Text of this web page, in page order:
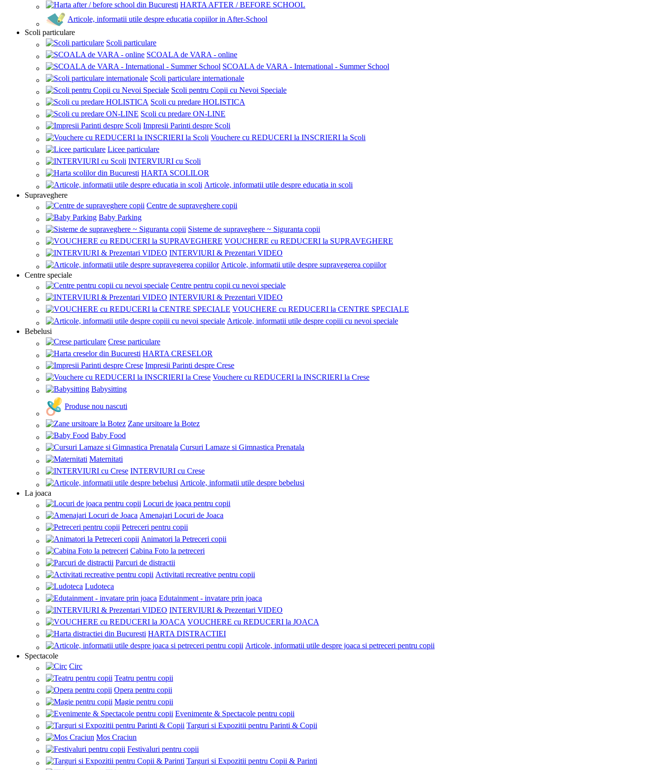
HARTA AFTER / BEFORE SCHOOL
Articole, informatii utile despre educatia copiilor in After-School
Scoli particulare
Scoli particulare
SCOALA de VARA - online
SCOALA de VARA - International - Summer School
Scoli particulare internationale
Scoli pentru Copii cu Nevoi Speciale
Scoli cu predare HOLISTICA
Scoli cu predare ON-LINE
Impresii Parinti despre Scoli
Vouchere cu REDUCERI la INSCRIERI la Scoli
Licee particulare
INTERVIURI cu Scoli
HARTA SCOLILOR
Articole, informatii utile despre educatia in scoli
Supraveghere
Centre de supraveghere copii
Baby Parking
Sisteme de supraveghere ~ Siguranta copii
VOUCHERE cu REDUCERI la SUPRAVEGHERE
INTERVIURI & Prezentari VIDEO
Articole, informatii utile despre supravegerea copiilor
Centre speciale
Centre pentru copii cu nevoi speciale
INTERVIURI & Prezentari VIDEO
VOUCHERE cu REDUCERI la CENTRE SPECIALE
Articole, informatii utile despre copiii cu nevoi speciale
Bebelusi
Crese particulare
HARTA CRESELOR
Impresii Parinti despre Crese
Vouchere cu REDUCERI la INSCRIERI la Crese
Babysitting
Produse nou nascuti
Zane ursitoare la Botez
Baby Food
Cursuri Lamaze si Gimnastica Prenatala
Maternitati
INTERVIURI cu Crese
Articole, informatii utile despre bebelusi
La joaca
Locuri de joaca pentru copii
Amenajari Locuri de Joaca
Petreceri pentru copii
Animatori la Petreceri copii
Cabina Foto la petreceri
Parcuri de distractii
Activitati recreative pentru copii
Ludoteca
Edutainment - invatare prin joaca
INTERVIURI & Prezentari VIDEO
VOUCHERE cu REDUCERI la JOACA
HARTA DISTRACTIEI
Articole, informatii utile despre joaca si petreceri pentru copii
Spectacole
Circ
Teatru pentru copii
Opera pentru copii
Magie pentru copii
Evenimente & Spectacole pentru copii
Targuri si Expozitii pentru Parinti & Copii
Mos Craciun
Festivaluri pentru copii
Targuri si Expozitii pentru Copii & Parinti